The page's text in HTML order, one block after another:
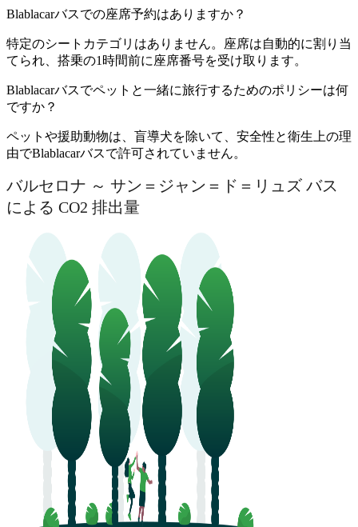
Blablacarバスでの座席予約はありますか？
特定のシートカテゴリはありません。座席は自動的に割り当
てられ、搭乗の1時間前に座席番号を受け取ります。
Blablacarバスでペットと一緒に旅行するためのポリシーは何
ですか？
ペットや援助動物は、盲導犬を除いて、安全性と衛生上の理
由でBlablacarバスで許可されていません。
バルセロナ ～ サン＝ジャン＝ド＝リュズ バス
による CO2 排出量